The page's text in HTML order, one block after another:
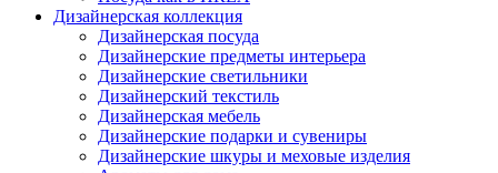
Дизайнерская коллекция
Дизайнерская посуда
Дизайнерские предметы интерьера
Дизайнерские светильники
Дизайнерский текстиль
Дизайнерская мебель
Дизайнерские подарки и сувениры
Дизайнерские шкуры и меховые изделия